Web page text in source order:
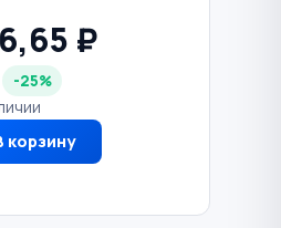
₽
-25%
корзину